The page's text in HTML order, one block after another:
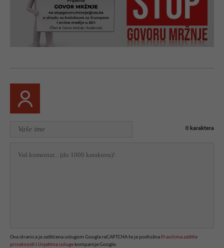
0 karaktera
Ova stranica je zaštićena uslugom Google reCAPTCHA te je podložna Pravilima zaštite
privatnosti i Uvjetima usluge kompanije Google.